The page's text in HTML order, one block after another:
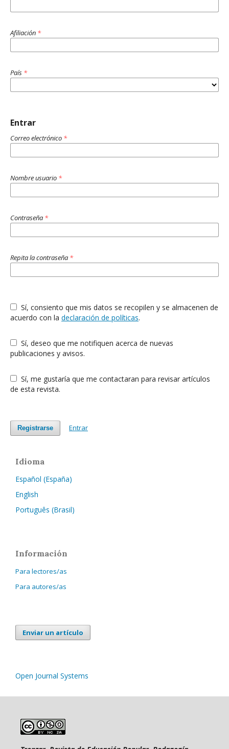
Afiliación *
País *
Entrar
Correo electrónico *
Nombre usuario *
Contraseña *
Repita la contraseña *
acuerdo con la declaración de políticas.
publicaciones y avisos.
de esta revista.
Registrarse Entrar
Idioma
Español (España)
English
Português (Brasil)
Información
Para lectores/as
Para autores/as
Enviar un artículo
Open Journal Systems